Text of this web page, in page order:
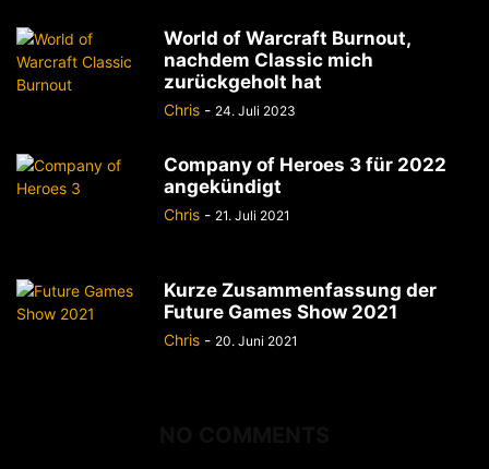
World of Warcraft Burnout,
nachdem Classic mich
zurückgeholt hat
Chris - 24. Juli 2023
Company of Heroes 3 für 2022
angekündigt
Chris - 21. Juli 2021
Kurze Zusammenfassung der
Future Games Show 2021
Chris - 20. Juni 2021